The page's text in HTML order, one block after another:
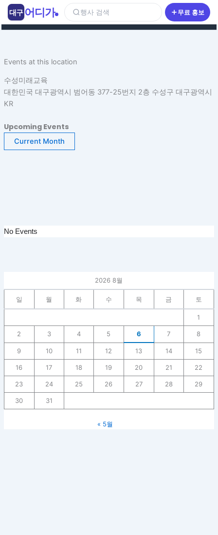
츠
너Events at this location
수성미래교육
대한민국 대구광역시 범어동 377-25번지 2층 수성구 대구광역시
KR
Upcoming Events
Current Month
No Events
2026 8월
일 월 화 수 목 금 토
1
2 3 4 5 6 7 8
9 10 11 12 13 14 15
16 17 18 19 20 21 22
23 24 25 26 27 28 29
30 31
« 5월
대구 어디가 행사 검색 무료 홍보